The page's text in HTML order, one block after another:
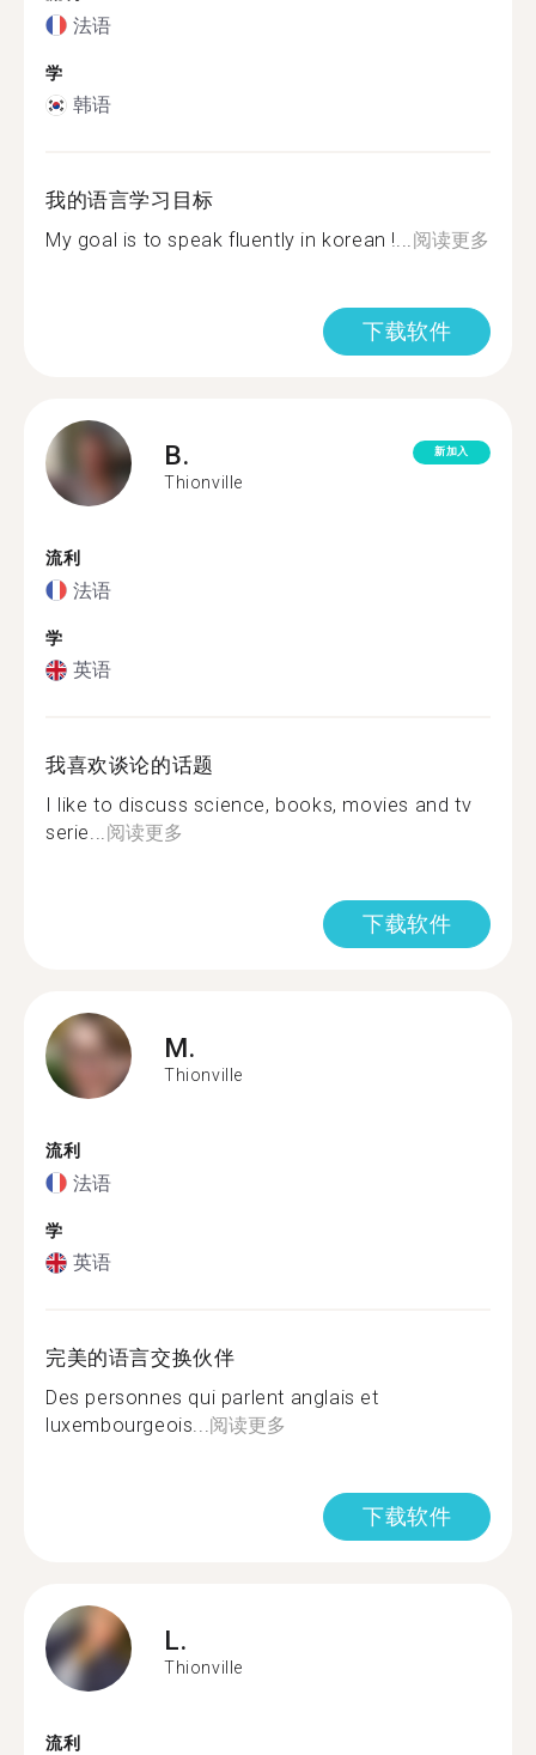
法语
学
韩语
我的语言学习目标
My goal is to speak fluently in korean !...阅读更多
下载软件
B.
Thionville
新加入
流利
法语
学
英语
我喜欢谈论的话题
I like to discuss science, books, movies and tv
serie...阅读更多
下载软件
M.
Thionville
流利
法语
学
英语
完美的语言交换伙伴
Des personnes qui parlent anglais et
luxembourgeois...阅读更多
下载软件
L.
Thionville
流利